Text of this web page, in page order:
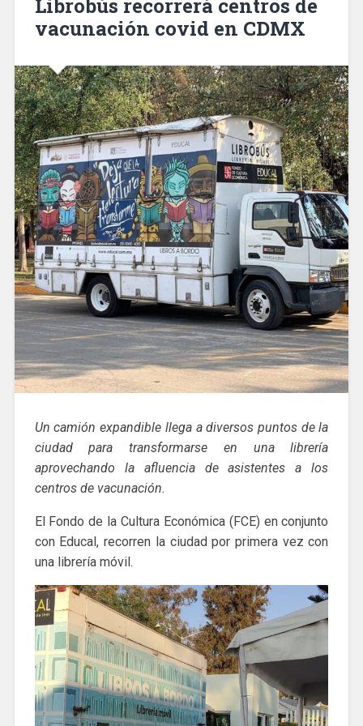
Librobús recorrerá centros de
vacunación covid en CDMX
Un camión expandible llega a diversos puntos de la
ciudad para transformarse en una librería
aprovechando la afluencia de asistentes a los
centros de vacunación.
El Fondo de la Cultura Económica (FCE) en conjunto
con Educal, recorren la ciudad por primera vez con
una librería móvil.